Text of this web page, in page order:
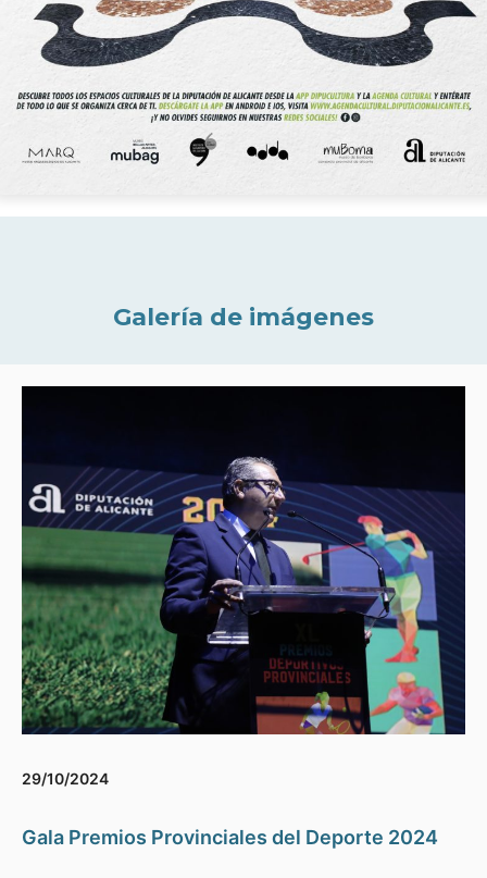
Galería de imágenes
29/10/2024
Gala Premios Provinciales del Deporte 2024